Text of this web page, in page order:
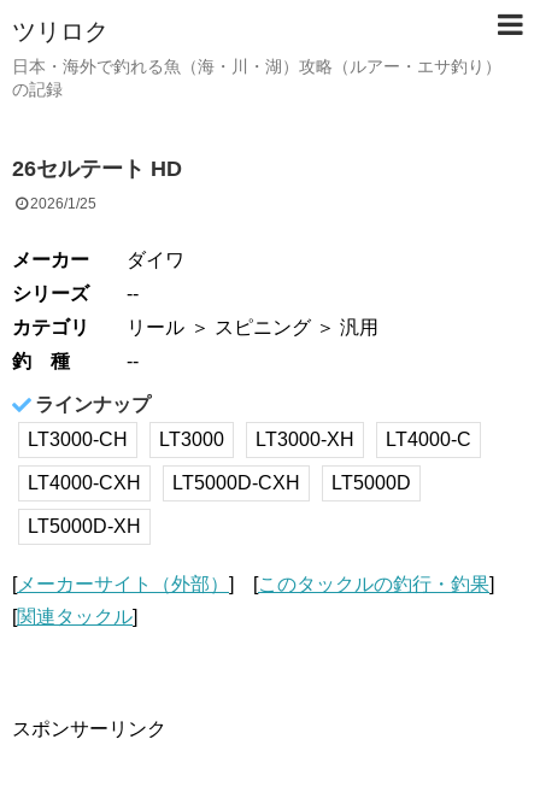
ツリロク
日本・海外で釣れる魚（海・川・湖）攻略（ルアー・エサ釣り）
の記録
26セルテート HD
2026/1/25
メーカー
ダイワ
シリーズ
--
カテゴリ
リール ＞ スピニング ＞ 汎用
釣 種
--
ラインナップ
LT3000-CH
LT3000 LT3000-XH LT4000-C
LT4000-CXH LT5000D-CXH LT5000D
LT5000D-XH
[メーカーサイト（外部） ] [このタックルの釣行・釣果]
[関連タックル]
スポンサーリンク